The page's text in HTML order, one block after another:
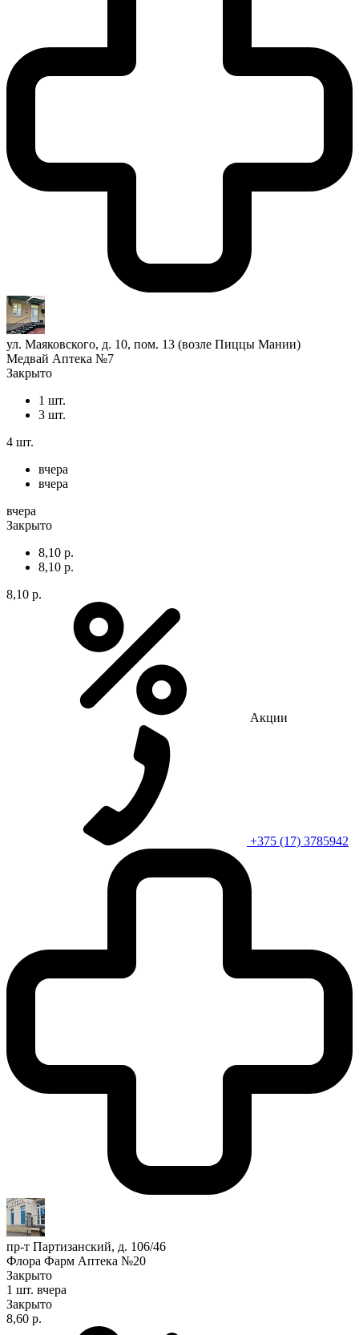
ул. Маяковского, д. 10, пом. 13 (возле Пиццы Мании)
Медвай Аптека №7
Закрыто
1 шт.
3 шт.
4 шт.
вчера
вчера
вчера
Закрыто
8,10 р.
8,10 р.
8,10 р.
Акции
+375 (17) 3785942
пр-т Партизанский, д. 106/46
Флора Фарм Аптека №20
Закрыто
1 шт. вчера
Закрыто
8,60 р.